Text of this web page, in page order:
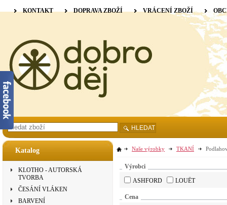
Katalog
KLOTHO - AUTORSKÁ
TVORBA
ČESÁNÍ VLÁKEN
BARVENÍ
Naše výrobky TKANÍ
Výrobci
ASHFORD
LOUËT
Cena
KONTAKT DOPRAVA ZBOŽÍ VRÁCENÍ ZBOŽÍ
HLEDAT